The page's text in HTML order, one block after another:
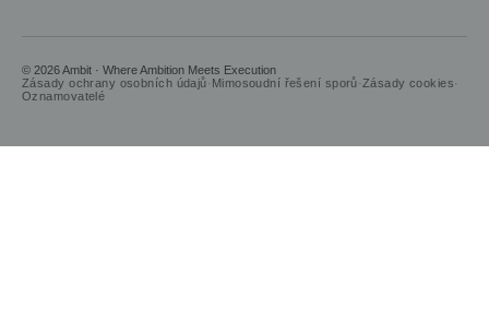
© 2026 Ambit · Where Ambition Meets Execution
Zásady ochrany osobních údajů· Mimosoudní řešení sporů· Zásady cookies·
Oznamovatelé